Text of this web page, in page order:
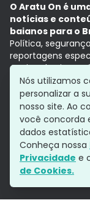
O Aratu On é
notícias e
baianos para o
Política,
reportagens
Aqui, tudo vira
com a
Grupo Aratu
Siga-nos
Nós utilizamos
personalizar a
nosso site. Ao
você concorda
dados
Conheça nossa
Privacidade e
de Cookies.